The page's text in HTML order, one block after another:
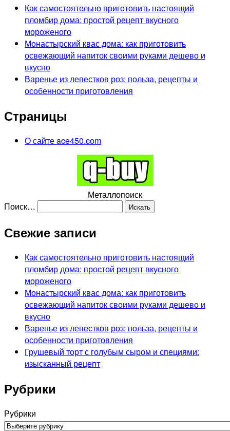
Как самостоятельно приготовить настоящий
пломбир дома: простой рецепт вкусного
мороженого
Монастырский квас дома: как приготовить
освежающий напиток своими руками дешево и
вкусно
Варенье из лепестков роз: польза, рецепты и
особенности приготовления
Страницы
О сайте ace450.com
Металлопоиск
Поиск…
Свежие записи
Как самостоятельно приготовить настоящий
пломбир дома: простой рецепт вкусного
мороженого
Монастырский квас дома: как приготовить
освежающий напиток своими руками дешево и
вкусно
Варенье из лепестков роз: польза, рецепты и
особенности приготовления
Грушевый торт с голубым сыром и специями:
изысканный рецепт
Рубрики
Рубрики